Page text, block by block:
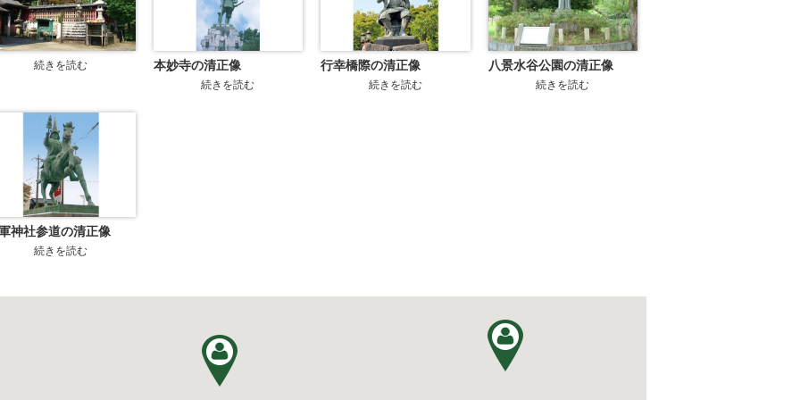
続きを読む 本妙寺の清正像
続きを読む
行幸橋際の清正像
続きを読む
八景水谷公園の清正像
続きを読む
神社参道の清正像
続きを読む